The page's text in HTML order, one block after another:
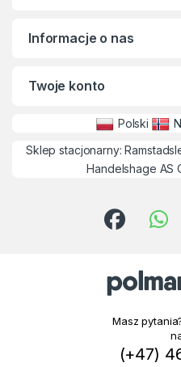
Informacje o nas
Twoje konto
Polski
Sklep stacjonarny:
Handelshage AS
Masz
(+47)